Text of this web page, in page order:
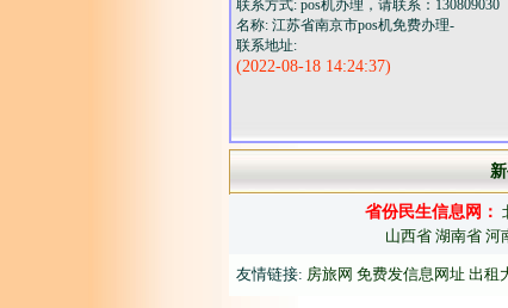
联系方式: pos机办理，请联系：130809030
名称: 江苏省南京市pos机免费办理-
联系地址:
(2022-08-18 14:24:37)
省份民生信息网：
山西省 湖南省 河
友情链接: 房旅网 免费发信息网址 出租